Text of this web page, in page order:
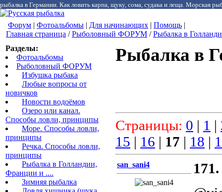
рыбалка в Германии. Как ловить карпа, щуку, сома, судака и леща. Морская
Форум | Фотоальбомы | Для начинающих | Помощь |
Главная страница /Рыболовный ФОРУМ /Рыбалка в
Разделы:
Фотоальбомы
Рыболовный ФОРУМ
Избушка рыбака
Любые вопросы от
новичков
Новости водоёмов
Озеро или канал.
Способы ловли, принципы
Море. Способы ловли,
принципы
Речка. Способы ловли,
принципы
Рыбалка в Голландии,
Франции и ....
Зимняя рыбалка
Рыбалка в
Страницы: 0 | 1 |
15 | 16 | 17 | 18 |
san_sani4
171.